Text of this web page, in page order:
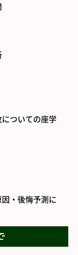
ついての座学
・後悔予測に